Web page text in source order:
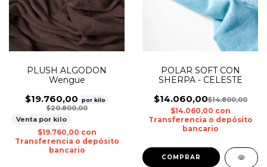
PLUSH ALGODON
Wengue
$19.760,00 por kilo
$20.800,00
Venta por kilo
$19.760,00 con
Transferencia o depósito
bancario
POLAR SOFT CON
SHERPA - CELESTE
$14.060,00$14.800,00
$14.060,00 con
Transferencia o depósito
bancario